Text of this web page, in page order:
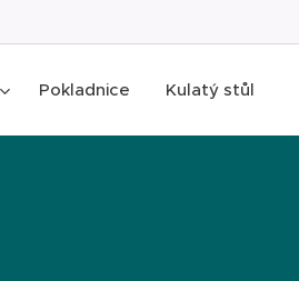
Pokladnice Kulatý stůl